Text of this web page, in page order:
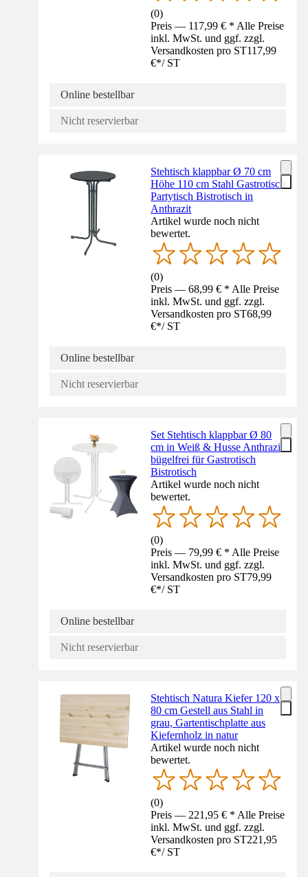
(0)
Preis — 117,99 € * Alle Preise
inkl. MwSt. und ggf. zzgl.
Versandkosten pro ST117,99
€*/ ST
Online bestellbar
Nicht reservierbar
Stehtisch klappbar Ø 70 cm
Höhe 110 cm Stahl Gastrotisch
Partytisch Bistrotisch in
Anthrazit
Artikel wurde noch nicht
bewertet.
(0)
Preis — 68,99 € * Alle Preise
inkl. MwSt. und ggf. zzgl.
Versandkosten pro ST68,99
€*/ ST
Online bestellbar
Nicht reservierbar
Set Stehtisch klappbar Ø 80
cm in Weiß & Husse Anthrazit
bügelfrei für Gastrotisch
Bistrotisch
Artikel wurde noch nicht
bewertet.
(0)
Preis — 79,99 € * Alle Preise
inkl. MwSt. und ggf. zzgl.
Versandkosten pro ST79,99
€*/ ST
Online bestellbar
Nicht reservierbar
Stehtisch Natura Kiefer 120 x
80 cm Gestell aus Stahl in
grau, Gartentischplatte aus
Kiefernholz in natur
Artikel wurde noch nicht
bewertet.
(0)
Preis — 221,95 € * Alle Preise
inkl. MwSt. und ggf. zzgl.
Versandkosten pro ST221,95
€*/ ST